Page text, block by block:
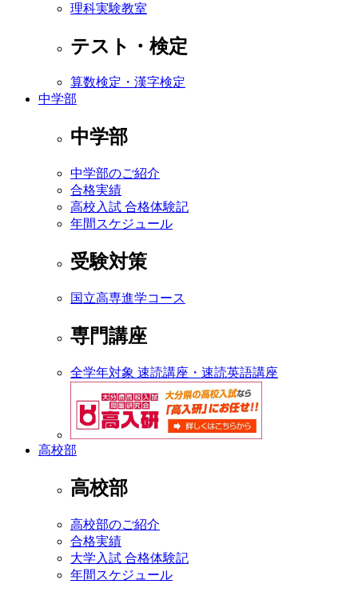
理科実験教室
テスト・検定
算数検定・漢字検定
中学部
中学部
中学部のご紹介
合格実績
高校入試 合格体験記
年間スケジュール
受験対策
国立高専進学コース
専門講座
全学年対象 速読講座・速読英語講座
高校部
高校部
高校部のご紹介
合格実績
大学入試 合格体験記
年間スケジュール